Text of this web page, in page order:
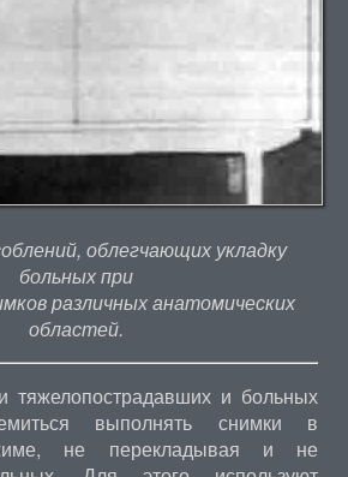
облегчающих укладку
больных при
различных анатомических
областей.
тяжелопострадавших и больных
выполнять снимки в
не перекладывая и не